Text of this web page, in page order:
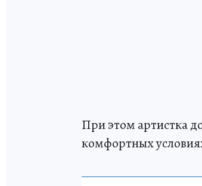
При этом артистка
комфортных